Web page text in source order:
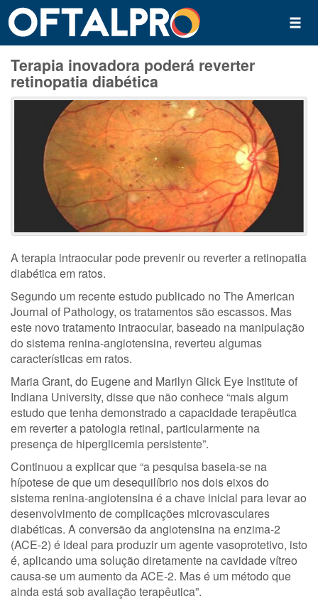
Terapia inovadora poderá reverter
retinopatia diabética
A terapia intraocular pode prevenir ou reverter a retinopatia
diabética em ratos.
Segundo um recente estudo publicado no The American
Journal of Pathology, os tratamentos são escassos. Mas
este novo tratamento intraocular, baseado na manipulação
do sistema renina-angiotensina, reverteu algumas
características em ratos.
Maria Grant, do Eugene and Marilyn Glick Eye Institute of
Indiana University, disse que não conhece “mais algum
estudo que tenha demonstrado a capacidade terapêutica
em reverter a patologia retinal, particularmente na
presença de hiperglicemia persistente”.
Continuou a explicar que “a pesquisa baseia-se na
hípotese de que um desequilíbrio nos dois eixos do
sistema renina-angiotensina é a chave inicial para levar ao
desenvolvimento de complicações microvasculares
diabéticas. A conversão da angiotensina na enzima-2
(ACE-2) é ideal para produzir um agente vasoprotetivo, isto
é, aplicando uma solução diretamente na cavidade vítreo
causa-se um aumento da ACE-2. Mas é um método que
ainda está sob avaliação terapêutica”.